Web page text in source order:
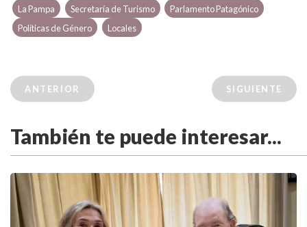
La Pampa Secretaría de Turismo
Parlamento Patagónico
Políticas de Género
Locales
ANTERIOR SIGUIENTE
También te puede interesar...